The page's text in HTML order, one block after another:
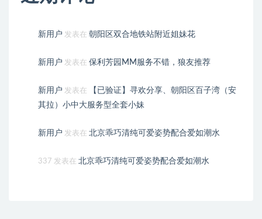
新用户 发表在 朝阳区双合地铁站附近姐妹花
新用户 发表在 保利芳园MM服务不错，狼友推荐
新用户 发表在
【已验证】寻欢分享、朝阳区百子湾（安
其拉）小中大服务型全套小妹
新用户 发表在 北京乖巧清纯可爱姿势配合爱如潮水
337 发表在 北京乖巧清纯可爱姿势配合爱如潮水